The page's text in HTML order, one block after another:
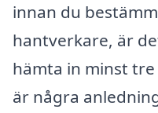
innan du
hantverkare, är
hämta in minst
är några